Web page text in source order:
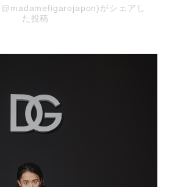
がシェアし
た投稿